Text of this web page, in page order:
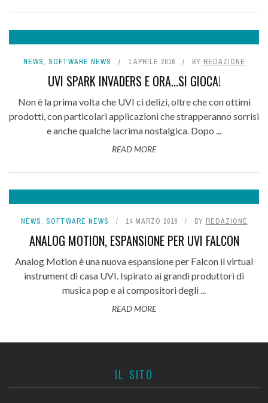
NEWS, SOFTWARE NEWS 1 APRILE 2016 BY REDAZIONE
UVI SPARK INVADERS E ORA...SI GIOCA!
Non è la prima volta che UVI ci delizi, oltre che con ottimi
prodotti, con particolari applicazioni che strapperanno sorrisi
e anche qualche lacrima nostalgica. Dopo ...
READ MORE
NEWS, SOFTWARE NEWS 14 MARZO 2016 BY REDAZIONE
ANALOG MOTION, ESPANSIONE PER UVI FALCON
Analog Motion è una nuova espansione per Falcon il virtual
instrument di casa UVI. Ispirato ai grandi produttori di
musica pop e ai compositori degli ...
READ MORE
IL SITO